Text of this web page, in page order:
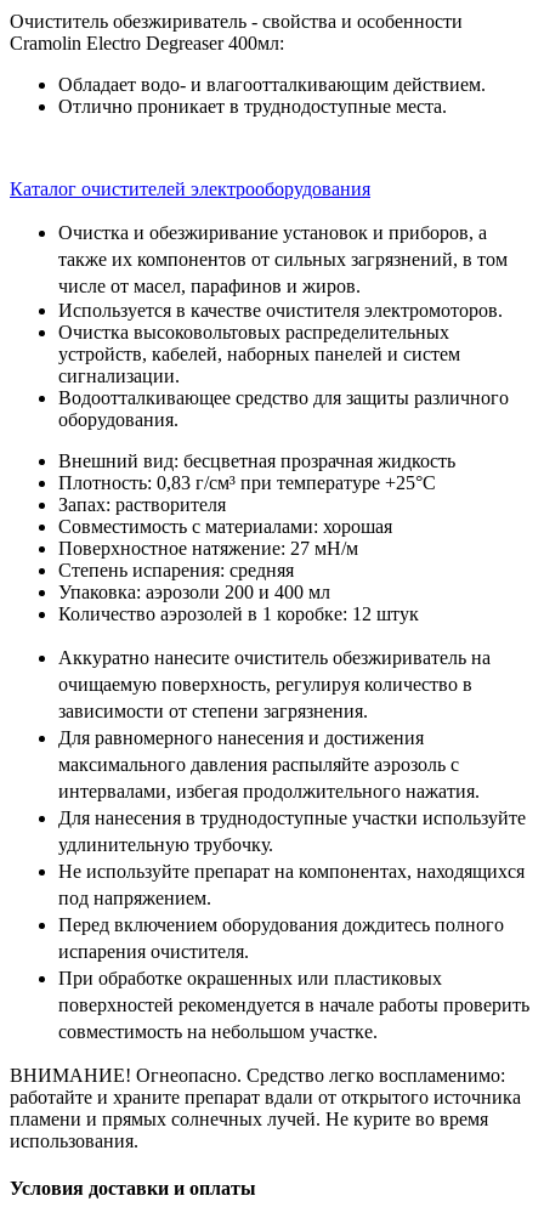
Очиститель обезжириватель - свойства и особенности
Cramolin Electro Degreaser 400мл:
Обладает водо- и влагоотталкивающим действием.
Отлично проникает в труднодоступные места.
Каталог очистителей электрооборудования
Очистка и обезжиривание установок и приборов, а
также их компонентов от сильных загрязнений, в том
числе от масел, парафинов и жиров.
Используется в качестве очистителя электромоторов.
Очистка высоковольтовых распределительных
устройств, кабелей, наборных панелей и систем
сигнализации.
Водоотталкивающее средство для защиты различного
оборудования.
Внешний вид: бесцветная прозрачная жидкость
Плотность: 0,83 г/см³ при температуре +25°C
Запах: растворителя
Совместимость с материалами: хорошая
Поверхностное натяжение: 27 мН/м
Степень испарения: средняя
Упаковка: аэрозоли 200 и 400 мл
Количество аэрозолей в 1 коробке: 12 штук
Аккуратно нанесите очиститель обезжириватель на
очищаемую поверхность, регулируя количество в
зависимости от степени загрязнения.
Для равномерного нанесения и достижения
максимального давления распыляйте аэрозоль с
интервалами, избегая продолжительного нажатия.
Для нанесения в труднодоступные участки используйте
удлинительную трубочку.
Не используйте препарат на компонентах, находящихся
под напряжением.
Перед включением оборудования дождитесь полного
испарения очистителя.
При обработке окрашенных или пластиковых
поверхностей рекомендуется в начале работы проверить
совместимость на небольшом участке.
ВНИМАНИЕ! Огнеопасно. Средство легко воспламенимо:
работайте и храните препарат вдали от открытого источника
пламени и прямых солнечных лучей. Не курите во время
использования.
Условия доставки и оплаты